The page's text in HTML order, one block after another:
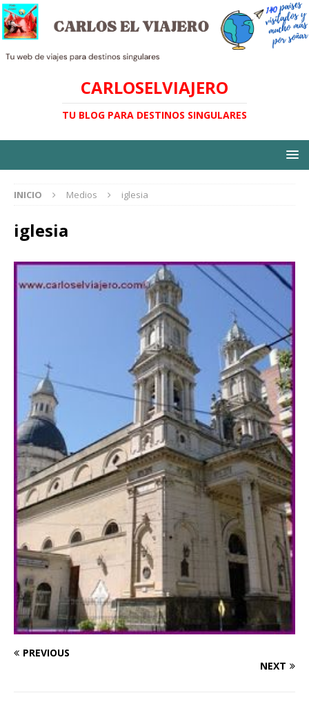
CARLOSELVIAJERO
TU BLOG PARA DESTINOS SINGULARES
INICIO Medios iglesia
iglesia
PREVIOUS
NEXT